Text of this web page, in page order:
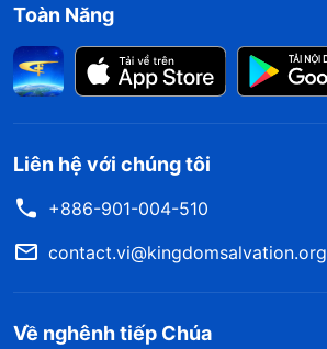
Toàn Năng
Liên hệ với chúng tôi
+886-901-004-510
contact.vi@kingdomsalvation.org
Về nghênh tiếp Chúa